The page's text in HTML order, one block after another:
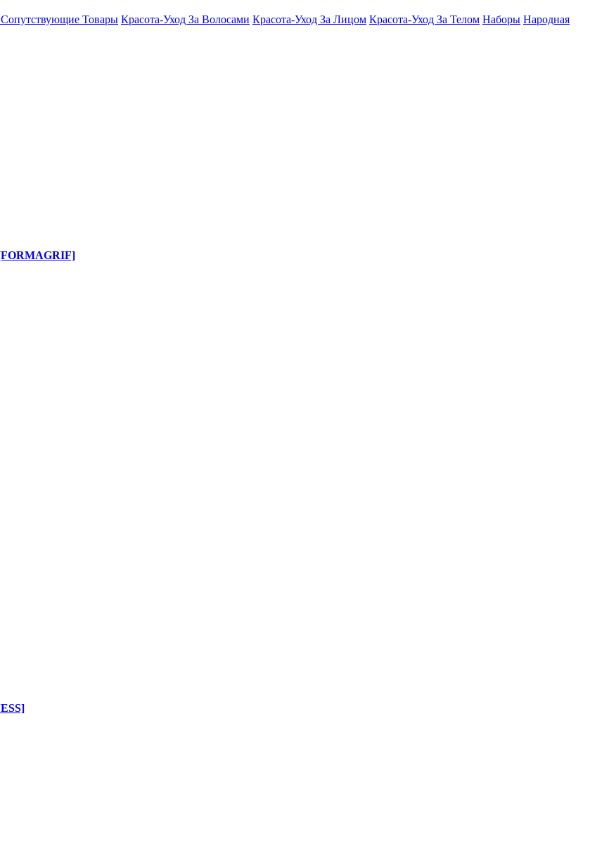
Сопутствующие Товары Красота-Уход За Волосами Красота-Уход За Лицом Красота-Уход За Телом Наборы Народная